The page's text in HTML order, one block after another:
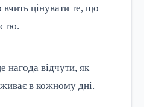
цінувати те, що
нагода відчути, як
в кожному дні.